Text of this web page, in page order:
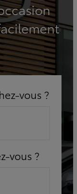
vous ?
vous ?